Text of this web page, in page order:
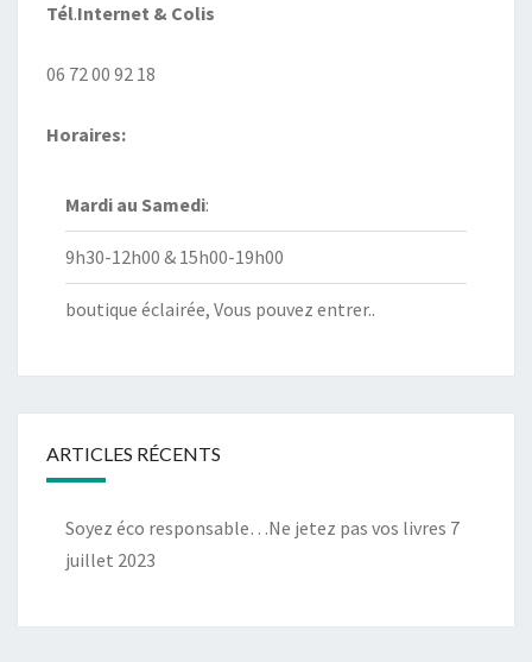
Tél.Internet & Colis
06 72 00 92 18
Horaires:
Mardi au Samedi:
9h30-12h00 & 15h00-19h00
boutique éclairée, Vous pouvez entrer..
ARTICLES RÉCENTS
Soyez éco responsable…Ne jetez pas vos livres 7
juillet 2023